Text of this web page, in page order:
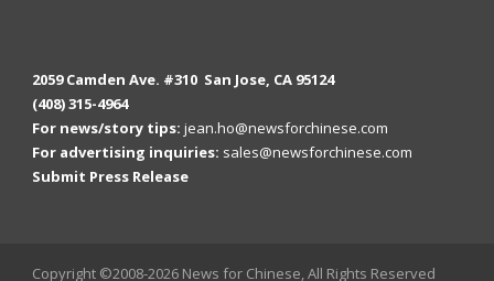
2059 Camden Ave. #310 San Jose, CA 95124
(408) 315-4964
For news/story tips: jean.ho@newsforchinese.com
For advertising inquiries: sales@newsforchinese.com
Submit Press Release
Copyright ©2008-2026 News for Chinese, All Rights Reserved